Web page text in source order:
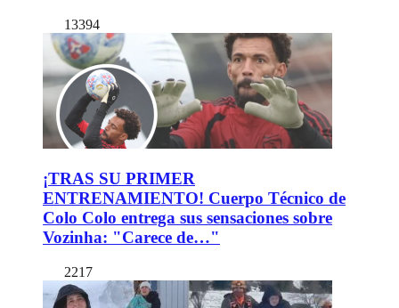
13394
¡TRAS SU PRIMER
ENTRENAMIENTO! Cuerpo Técnico de
Colo Colo entrega sus sensaciones sobre
Vozinha: "Carece de…"
2217